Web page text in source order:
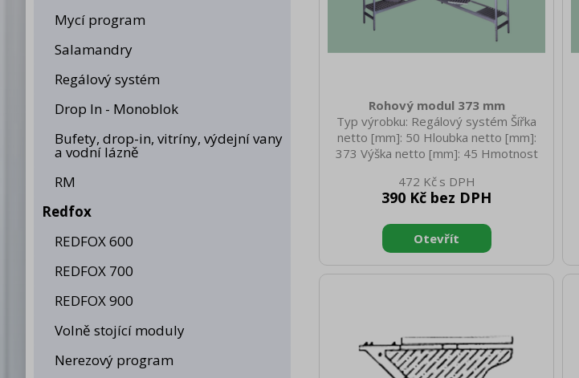
Mycí program
Salamandry
Regálový systém
Drop In - Monoblok
Bufety, drop-in, vitríny, výdejní vany
a vodní lázně
RM
Redfox
REDFOX 600
REDFOX 700
REDFOX 900
Volně stojící moduly
Nerezový program
Rohový modul 373 mm
Typ výrobku: Regálový systém Šířka
netto [mm]: 50 Hloubka netto [mm]:
373 Výška netto [mm]: 45 Hmotnost
Hloubka brutto [mm]: 373 Výška brutto
[mm]: 45 Hmotnost brutto [kg]: 1.00
472 Kč
390 Kč bez DPH